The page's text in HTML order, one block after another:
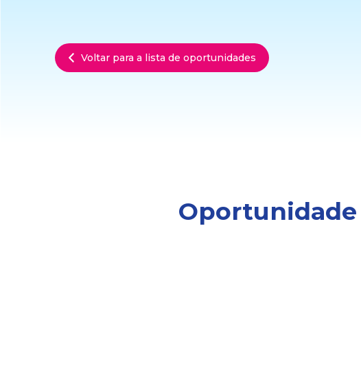
Voltar para a lista de oportunidades